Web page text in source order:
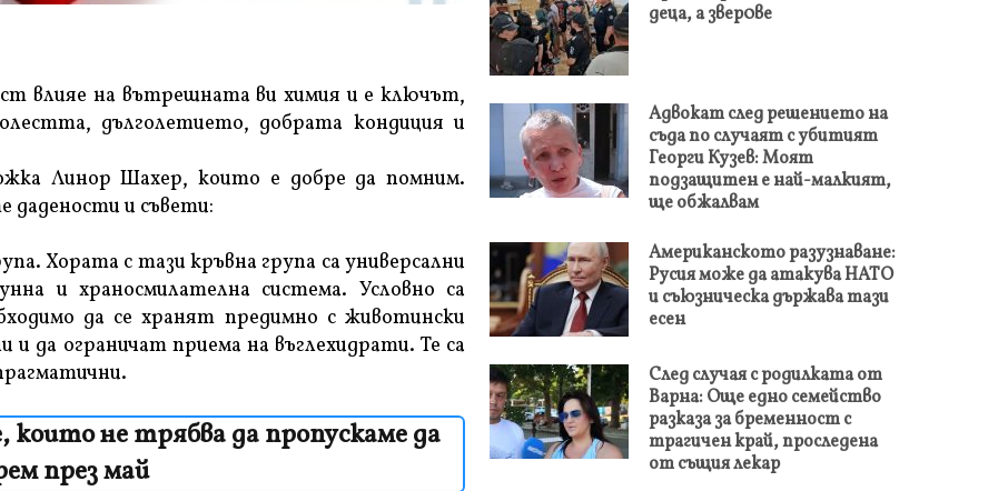
влияе на вътрешната ви химия и е ключът,
дълголетието, добрата кондиция и
Линор Шахер, които е добре да помним.
дадености и съвети:
Хората с тази кръвна група са универсални
и храносмилателна система. Условно са
да се хранят предимно с животински
да ограничат приема на въглехидрати. Те са
които не трябва да пропускаме да
през май
деца, а звер0ве
Адвокат след решението на
съда по случаят с убитият
Георги Кузев: Моят
подзащитен е най-малкият,
ще обжалвам
Американското разузнаване:
Русия може да атакува НАТО
и съюзническа държава тази
есен
След случая с родилката от
Варна: Още едно семейство
разказа за бременност с
трагичен край, проследена
от същия лекар